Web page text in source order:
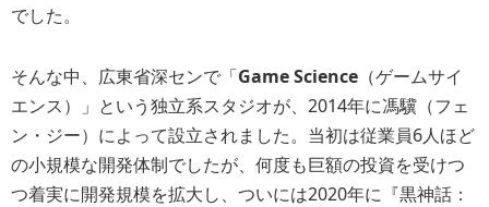
でした。
そんな中、広東省深センで「Game Science （ゲームサイ
エンス）」という独立系スタジオが、2014年に馮驥（フェ
ン・ジー）によって設立されました。当初は従業員6人ほど
の小規模な開発体制でしたが、何度も巨額の投資を受けつ
つ着実に開発規模を拡大し、ついには2020年に『黒神話：